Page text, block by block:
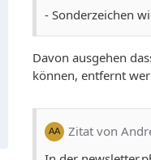
- Sonderzeichen
Davon ausgehen
können, entfernt
Zitat von